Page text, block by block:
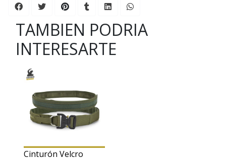
TAMBIEN PODRIA
INTERESARTE
Cinturón Velcro